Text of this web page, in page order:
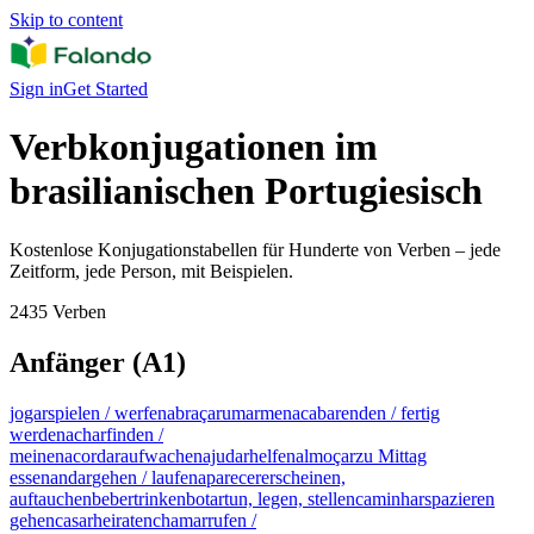
Skip to content
Sign inGet Started
Verbkonjugationen im
brasilianischen Portugiesisch
Kostenlose Konjugationstabellen für Hunderte von Verben – jede
Zeitform, jede Person, mit Beispielen.
2435 Verben
Anfänger (A1)
jogarspielen / werfenabraçarumarmenacabarenden / fertig
werdenacharfinden /
meinenacordaraufwachenajudarhelfenalmoçarzu Mittag
essenandargehen / laufenaparecererscheinen,
auftauchenbebertrinkenbotartun, legen, stellencaminharspazieren
gehencasarheiratenchamarrufen /